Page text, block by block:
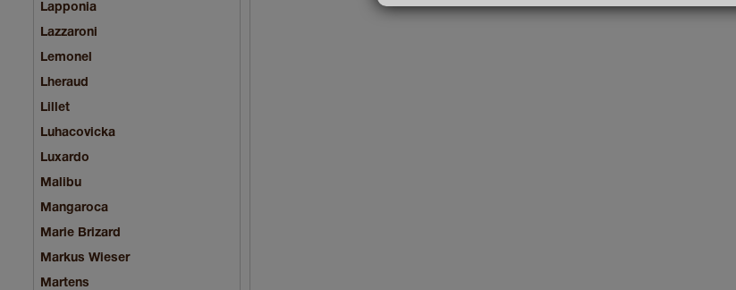
Lapponia
Lazzaroni
Lemonel
Lheraud
Lillet
Luhacovicka
Luxardo
Malibu
Mangaroca
Marie Brizard
Markus Wieser
Martens